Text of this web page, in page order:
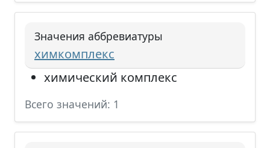
Значения аббревиатуры
химкомплекс
химический комплекс
Всего значений: 1